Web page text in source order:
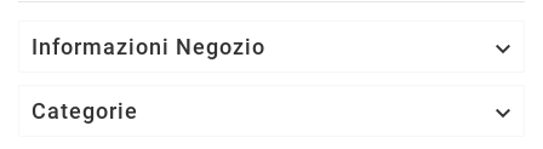
Informazioni Negozio 
Categorie 